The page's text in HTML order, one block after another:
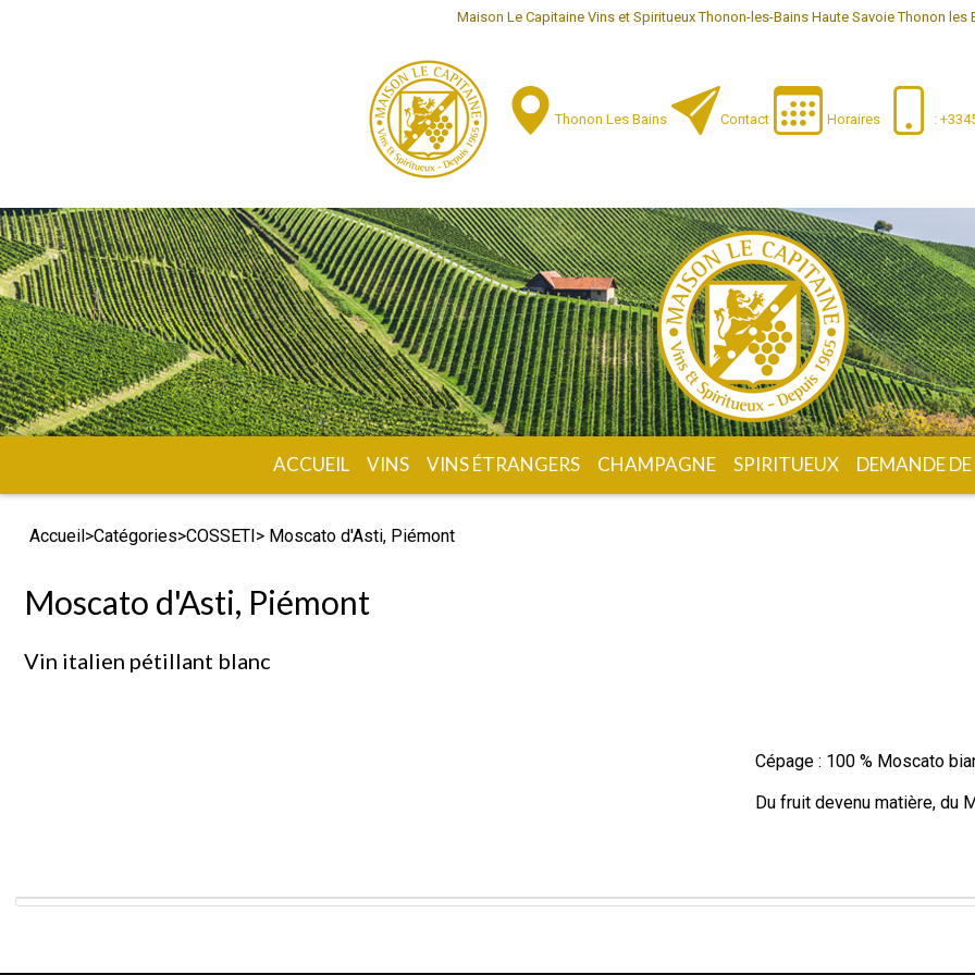
Maison Le Capitaine Vins et Spiritueux Thonon-les-Bains Haute Savoie Thonon les
Thonon Les Bains Contact Horaires :
ACCUEIL VINS VINS ÉTRANGERS CHAMPAGNE SPIRITUEUX DEMANDE
Accueil>Catégories>COSSETI> Moscato d'Asti, Piémont
Moscato d'Asti, Piémont
Vin italien pétillant blanc
Cépage : 100 % Moscato
Du fruit devenu matière, du